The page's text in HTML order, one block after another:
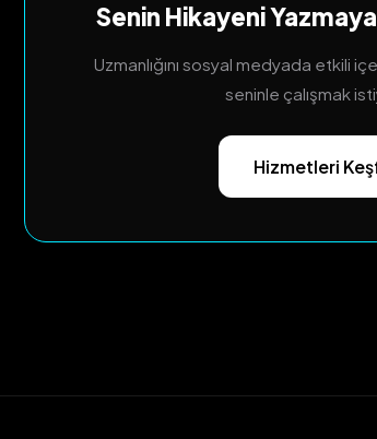
Senin Hikayeni
Uzmanlığını sosyal medyada etkili
seninle çalışmak
Hizmetleri